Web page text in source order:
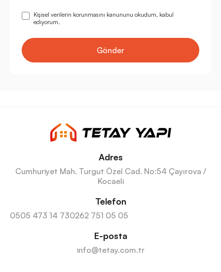
Kişisel verilerin korunmasını kanununu okudum, kabul
ediyorum.
Gönder
Adres
Cumhuriyet Mah. Turgut Özel Cad. No:54 Çayırova /
Kocaeli
Telefon
0505 473 14 730262 751 05 05
E-posta
info@tetay.com.tr